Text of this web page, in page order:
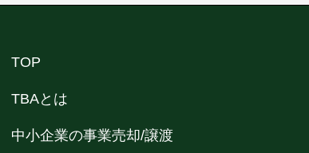
TOP
TBAとは
中小企業の事業売却/譲渡